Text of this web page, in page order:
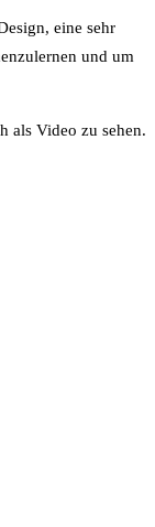
eine sehr
und um
als Video zu sehen.